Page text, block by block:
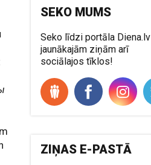
SEKO MUMS
Seko līdzi portāla Diena.lv
jaunākajām ziņām arī
sociālajos tīklos!
ZIŅAS E-PASTĀ